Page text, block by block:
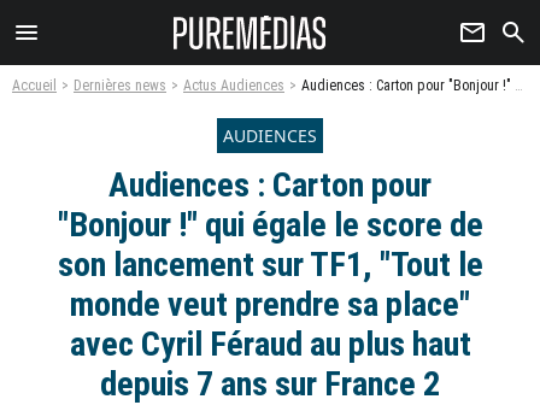
menu newsletter search
Accueil Dernières news Actus Audiences Audiences : Carton pour "Bonjour !" qui égale le score de son lancement sur TF1, "Tout le monde veut prendre sa place" avec Cyril Féraud au plus haut depuis 7 ans sur France 2
AUDIENCES
Audiences : Carton pour
"Bonjour !" qui égale le score de
son lancement sur TF1, "Tout le
monde veut prendre sa place"
avec Cyril Féraud au plus haut
depuis 7 ans sur France 2